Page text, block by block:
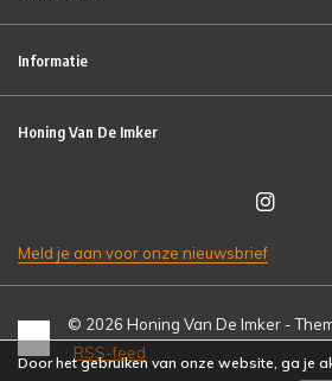
Informatie
Honing Van De Imker
Meld je aan voor onze nieuwsbrief
© 2026 Honing Van De Imker -
RSS-feed
Door het gebruiken van onze website, ga je